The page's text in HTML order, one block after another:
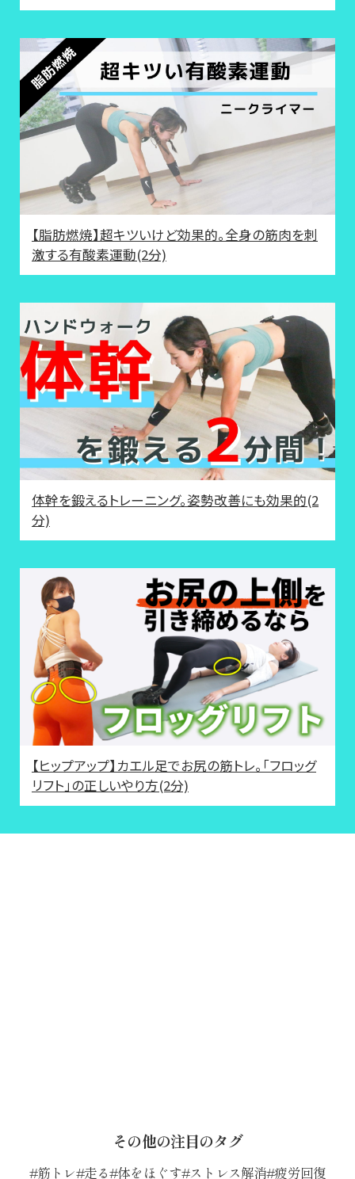
【脂肪燃焼】超キツいけど効果的。全身の筋肉を刺
激する有酸素運動(2分)
体幹を鍛えるトレーニング。姿勢改善にも効果的(2
分)
【ヒップアップ】カエル足でお尻の筋トレ。「フロッグ
リフト」の正しいやり方(2分)
その他の注目のタグ
筋トレ 走る 体をほぐす ストレス解消 疲労回復